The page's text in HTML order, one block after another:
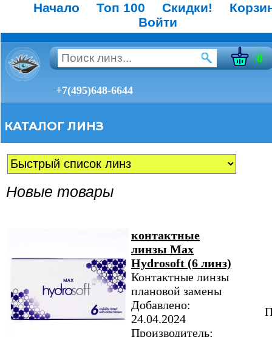
Начало Топ 100 Скидки!
Войти
0
+7(495)648-6644
КАТАЛОГ ЛИНЗ
Новые товары
контактные
линзы Max
Hydrosoft (6 линз)
Контактные линзы
плановой замены
Добавлено:
24.04.2024
Производитель: